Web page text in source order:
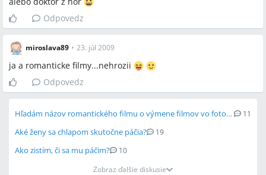
Odpovedz
miroslava89 • 23. júl 2009
ja a romanticke filmy...nehrozii
Odpovedz
Hľadám názov romantického filmu o výmene filmov vo fotoaparáte 11
Aké ženy sa chlapom skutočne páčia? 19
Ako zistím, či sa mu páčim?
10
Zobraz ďalšie diskusie